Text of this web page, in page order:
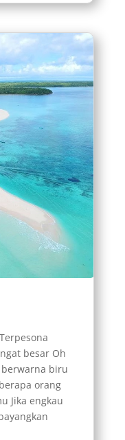
besar Oh
biru
orang
Jika engkau